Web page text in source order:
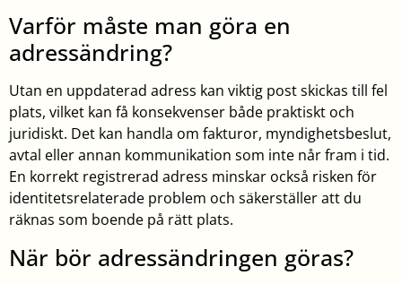
Varför måste man göra en
adressändring?
Utan en uppdaterad adress kan viktig post skickas till fel
plats, vilket kan få konsekvenser både praktiskt och
juridiskt. Det kan handla om fakturor, myndighetsbeslut,
avtal eller annan kommunikation som inte når fram i tid.
En korrekt registrerad adress minskar också risken för
identitetsrelaterade problem och säkerställer att du
räknas som boende på rätt plats.
När bör adressändringen göras?